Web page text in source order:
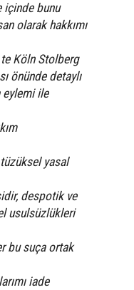
içinde bunu
olarak hakkımı
Köln Stolberg
önünde detaylı
eylemi ile
yasal
despotik ve
usulsüzlükleri
bu suça ortak
iade